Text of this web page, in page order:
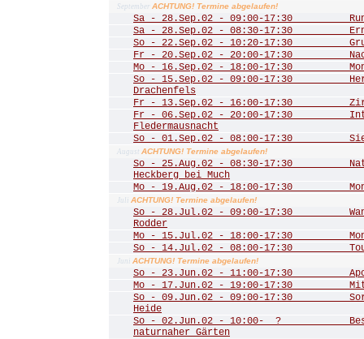
September ACHTUNG! Termine abgelaufen!
Sa - 28.Sep.02 - 09:00-17:30 Rund
Sa - 28.Sep.02 - 08:30-17:30
So - 22.Sep.02 - 10:20-17:30
Fr - 20.Sep.02 - 20:00-17:30
Mo - 16.Sep.02 - 18:00-17:30
So - 15.Sep.02 - 09:00-17:30
Drachenfels
Fr - 13.Sep.02 - 16:00-17:30
Fr - 06.Sep.02 - 20:00-17:30
Fledermausnacht
So - 01.Sep.02 - 08:00-17:30
August ACHTUNG! Termine abgelaufen!
So - 25.Aug.02 - 08:30-17:30
Heckberg bei Much
Mo - 19.Aug.02 - 18:00-17:30
Juli ACHTUNG! Termine abgelaufen!
So - 28.Jul.02 - 09:00-17:30
Rodder
Mo - 15.Jul.02 - 18:00-17:30
So - 14.Jul.02 - 08:00-17:30 Tour
Juni ACHTUNG! Termine abgelaufen!
So - 23.Jun.02 - 11:00-17:30
Mo - 17.Jun.02 - 19:00-17:30
So - 09.Jun.02 - 09:00-17:30
Heide
So - 02.Jun.02 - 10:00- ?
naturnaher Gärten